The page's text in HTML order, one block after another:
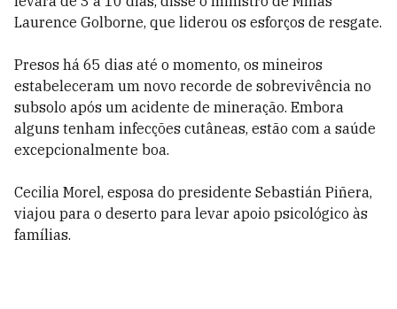
Laurence Golborne, que liderou os esforços de resgate.
Presos há 65 dias até o momento, os mineiros
estabeleceram um novo recorde de sobrevivência no
subsolo após um acidente de mineração. Embora
alguns tenham infecções cutâneas, estão com a saúde
excepcionalmente boa.
Cecilia Morel, esposa do presidente Sebastián Piñera,
viajou para o deserto para levar apoio psicológico às
famílias.